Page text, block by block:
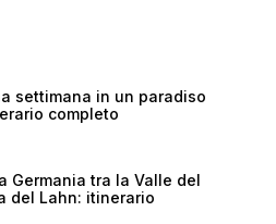
settimana in un paradiso
completo
Germania tra la Valle del
del Lahn: itinerario